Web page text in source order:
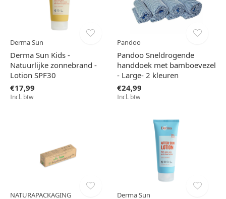
Derma Sun
Derma Sun Kids -
Natuurlijke zonnebrand -
Lotion SPF30
€17,99
Incl. btw
Pandoo
Pandoo Sneldrogende
handdoek met bamboevezel
- Large- 2 kleuren
€24,99
Incl. btw
NATURAPACKAGING Derma Sun